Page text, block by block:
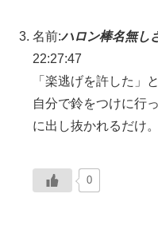
名前:ハロン棒名無し
22:27:47
「楽逃げを許した」
自分で鈴をつけに行
に出し抜かれるだけ
0